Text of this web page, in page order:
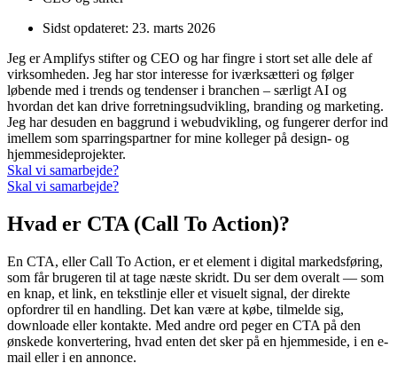
Sidst opdateret: 23. marts 2026
Jeg er Amplifys stifter og CEO og har fingre i stort set alle dele af
virksomheden. Jeg har stor interesse for iværksætteri og følger
løbende med i trends og tendenser i branchen – særligt AI og
hvordan det kan drive forretningsudvikling, branding og marketing.
Jeg har desuden en baggrund i webudvikling, og fungerer derfor ind
imellem som sparringspartner for mine kolleger på design- og
hjemmesideprojekter.
Skal vi samarbejde?
Skal vi samarbejde?
Hvad er CTA (Call To Action)?
En CTA, eller Call To Action, er et element i digital markedsføring,
som får brugeren til at tage næste skridt. Du ser dem overalt — som
en knap, et link, en tekstlinje eller et visuelt signal, der direkte
opfordrer til en handling. Det kan være at købe, tilmelde sig,
downloade eller kontakte. Med andre ord peger en CTA på den
ønskede konvertering, hvad enten det sker på en hjemmeside, i en e-
mail eller i en annonce.